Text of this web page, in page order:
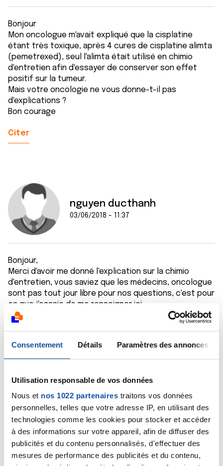
Consentement Détails Paramètres des annonces
Utilisation responsable de vos données
Nous et nos 1022 partenaires traitons vos données
personnelles, telles que votre adresse IP, en utilisant des
technologies comme les cookies pour stocker et accéder
à des informations sur votre appareil, afin de diffuser des
publicités et du contenu personnalisés, d'effectuer des
mesures de performance des publicités et du contenu,
Bonjour
Mon oncologue m'avait expliqué que la cisplatine
étant très toxique, après 4 cures de cisplatine alimta
(pemetrexed), seul l'alimta était utilisé en chimio
d'entretien afin d'essayer de conserver son effet
positif sur la tumeur.
Mais votre oncologie ne vous donne-t-il pas
d'explications ?
Bon courage
Citer
nguyen ducthanh
03/06/2018 - 11:37
Bonjour,
Merci d'avoir me donné l'explication sur la chimio
d'entretien, vous saviez que les médecins, oncologue
sont pas tout jour libre pour nos questions, c'est pour
ça que j'essaie de me renseigner ici ...
De puis le découvert de mon cancer au de but de
Janvier, je suis très inquiet, je ne sais pas si je vais
la chance de guérison, du moins une rémission ?
Bon dimanche à vous !
Citer
Dr A.Marceau
03/06/2018 - 12:45